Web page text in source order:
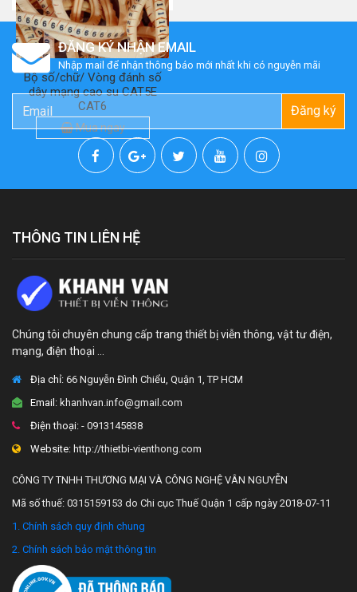
Bộ số/chữ/ Vòng đánh số
dây mạng cao su CAT5E
CAT6
Mua ngay
ĐĂNG KÝ NHẬN EMAIL
Nhập mail để nhận thông báo mới nhất khi có nguyễn mãi
Đăng ký
THÔNG TIN LIÊN HỆ
Chúng tôi chuyên chung cấp trang thiết bị viễn thông, vật tư điện,
mạng, điện thoại ...
Địa chỉ: 66 Nguyễn Đình Chiểu, Quận 1, TP HCM
Email: khanhvan.info@gmail.com
Điện thoại: - 0913145838
Website: http://thietbi-vienthong.com
CÔNG TY TNHH THƯƠNG MẠI VÀ CÔNG NGHỆ VÂN NGUYỄN
Mã số thuế: 0315159153 do Chi cục Thuế Quận 1 cấp ngày 2018-07-11
1. Chính sách quy định chung
2. Chính sách bảo mật thông tin